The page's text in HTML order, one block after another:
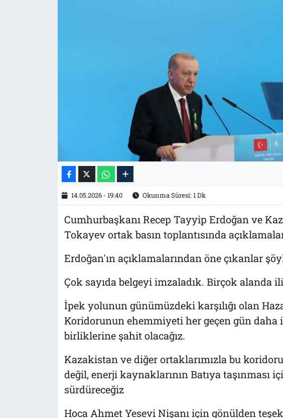
14.05.2026 - 19:40 Okunma Süresi: 1 Dk
Cumhurbaşkanı Recep Tayyip Erdoğan ve
Tokayev ortak basın toplantısında
Erdoğan'ın açıklamalarından öne çıkanlar
Çok sayıda belgeyi imzaladık. Birçok
İpek yolunun günümüzdeki karşılığı olan
Koridorunun ehemmiyeti her geçen gün daha
birliklerine şahit olacağız.
Kazakistan ve diğer ortaklarımızla bu
değil, enerji kaynaklarının Batıya taşınması
sürdüreceğiz
Hoca Ahmet Yesevi Nişanı için gönülden